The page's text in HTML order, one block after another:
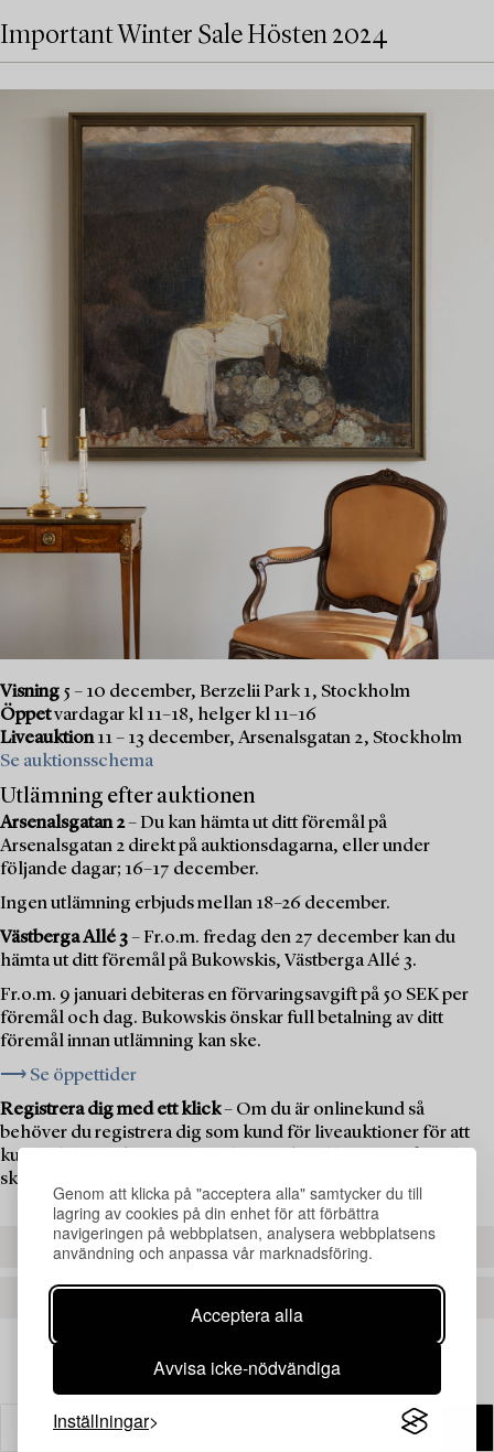
Genom att klicka på "acceptera alla" samtycker du till
lagring av cookies på din enhet för att förbättra
navigeringen på webbplatsen, analysera webbplatsens
användning och anpassa vår marknadsföring.
Acceptera alla
Avvisa icke-nödvändiga
Inställningar
Important Winter Sale Hösten 2024
Visning 5 – 10 december, Berzelii Park 1, Stockholm
Öppetvardagar kl 11–18, helger kl 11–16
Liveauktion11 – 13 december, Arsenalsgatan 2, Stockholm
Se auktionsschema
Utlämning efter auktionen
Arsenalsgatan 2– Du kan hämta ut ditt föremål på
Arsenalsgatan 2 direkt på auktionsdagarna, eller under
följande dagar; 16–17 december.
Ingen utlämning erbjuds mellan 18–26 december.
Västberga Allé 3– Fr.o.m. fredag den 27 december kan du
hämta ut ditt föremål på Bukowskis, Västberga Allé 3.
Fr.o.m. 9 januari debiteras en förvaringsavgift på 50 SEK per
föremål och dag. Bukowskis önskar full betalning av ditt
föremål innan utlämning kan ske.
⟶ Se öppettider
Registrera dig med ett klick– Om du är onlinekund så
behöver du registrera dig som kund för liveauktioner för att
kunna delta i auktionen. Om du är ny kund hos oss måste du
skapa ett kundkonto först.
REGISTRERA DIG